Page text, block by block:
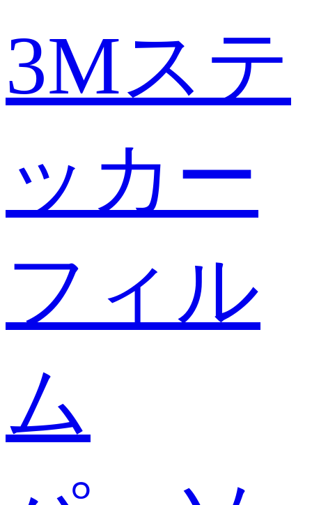
3Mステ
ッカー
フィル
ム